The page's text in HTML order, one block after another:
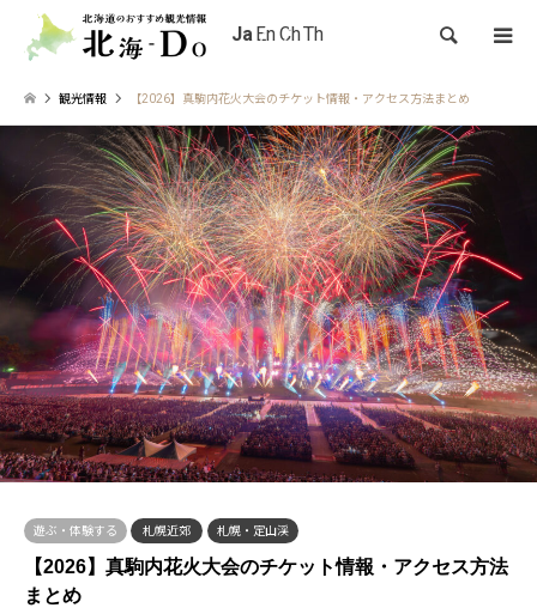
検索
観光情報 【2026】真駒内花火大会のチケット情報・アクセス方法まとめ
遊ぶ・体験する 札幌近郊 札幌・定山渓
【2026】真駒内花火大会のチケット情報・アクセス方法
まとめ